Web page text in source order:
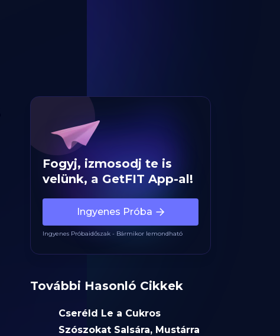
Fogyj, izmosodj te is
velünk, a GetFIT App-al!
Ingyenes Próba
Ingyenes Próbaidőszak - Bármikor lemondható
További Hasonló Cikkek
Cseréld Le a Cukros
Szószokat Salsára, Mustárra